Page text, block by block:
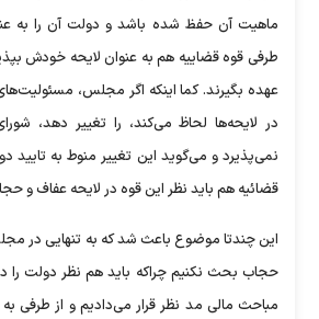
ماهیت آن حفظ شده باشد و دولت آن را به
طرفی قوه قضاییه هم به عنوان لایحه خودش
عهده بگیرند. کما اینکه اگر مجلس،
در لایحه‌ها لحاظ می‌کند، را تغییر دهد،
نمی‌پذیرد و می‌گوید این تغییر منوط به
قضائیه هم باید نظر این قوه در لایحه عفاف و
این چندتا موضوع باعث شد که به تنهایی در
حجاب بحث نکنیم چراکه باید هم نظر دولت را
مباحث مالی مد نظر قرار می‌دادیم و از طرفی به